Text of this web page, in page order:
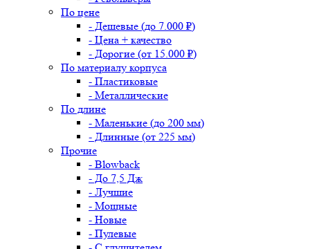
По цене
- Дешевые (до 7.000 ₽)
- Цена + качество
- Дорогие (от 15.000 ₽)
По материалу корпуса
- Пластиковые
- Металлические
По длине
- Маленькие (до 200 мм)
- Длинные (от 225 мм)
Прочие
- Blowback
- До 7,5 Дж
- Лучшие
- Мощные
- Новые
- Пулевые